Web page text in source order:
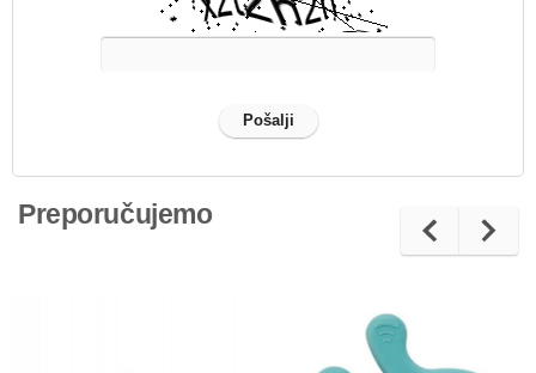
Preporučujemo